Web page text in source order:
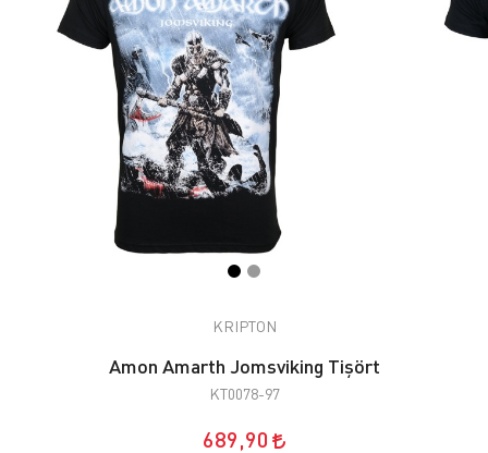
KRIPTON
Amon Amarth Jomsviking Tişört
KT0078-97
689,90